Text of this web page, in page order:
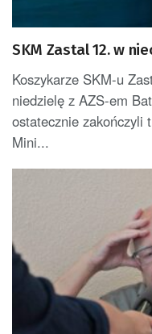
SKM Zastal 12. w
Koszykarze SKM-u
niedzielę z AZS-em
ostatecznie zakończyli
Mini...